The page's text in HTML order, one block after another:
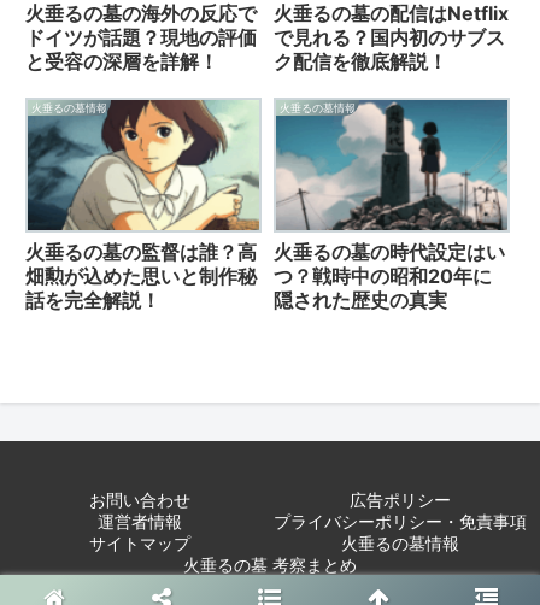
火垂るの墓の海外の反応で
ドイツが話題？現地の評価
と受容の深層を詳解！
火垂るの墓の配信はNetflix
で見れる？国内初のサブス
ク配信を徹底解説！
火垂るの墓情報
火垂るの墓の監督は誰？高
畑勲が込めた思いと制作秘
話を完全解説！
火垂るの墓情報
火垂るの墓の時代設定はい
つ？戦時中の昭和20年に
隠された歴史の真実
お問い合わせ
広告ポリシー
運営者情報
プライバシーポリシー・免責事項
サイトマップ
火垂るの墓情報
火垂るの墓 考察まとめ